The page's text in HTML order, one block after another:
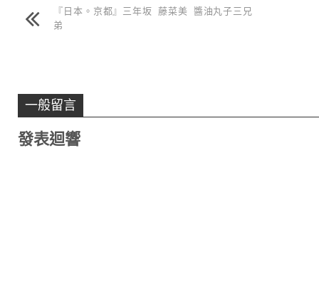
『日本。京都』三年坂 藤菜美 醬油丸子三兄
弟
一般留言
發表迴響